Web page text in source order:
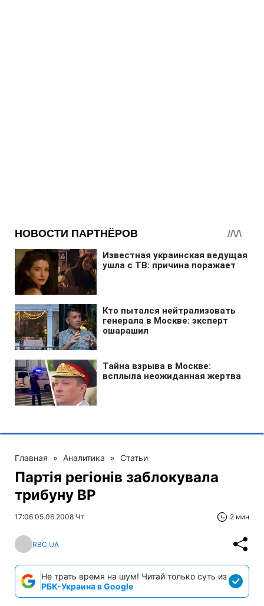
Главная » Аналитика » Статьи
Партія регіонів заблокувала
трибуну ВР
17:06 05.06.2008 Чт 2 мин
RBC.UA
Не трать время на шум! Читай только суть из
РБК-Украина в Google